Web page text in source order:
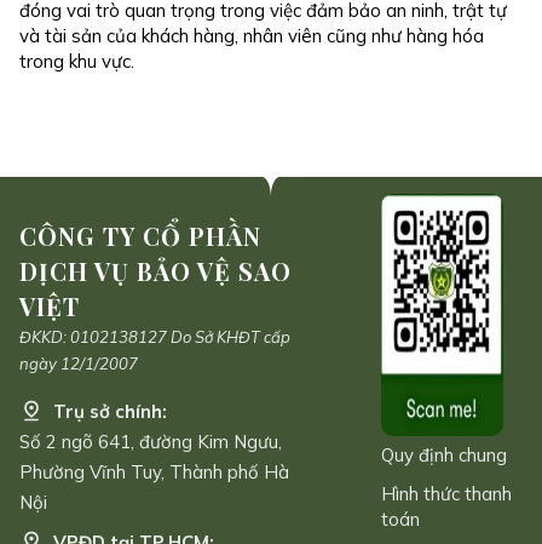
đóng vai trò quan trọng trong việc đảm bảo an ninh, trật tự
và tài sản của khách hàng, nhân viên cũng như hàng hóa
trong khu vực.
CÔNG TY CỔ PHẦN
DỊCH VỤ BẢO VỆ SAO
VIỆT
ĐKKD: 0102138127 Do Sở KHĐT cấp
ngày 12/1/2007
Trụ sở chính:
Số 2 ngõ 641, đường Kim Ngưu,
Phường Vĩnh Tuy, Thành phố Hà
Nội
Quy định chung
Hình thức thanh
toán